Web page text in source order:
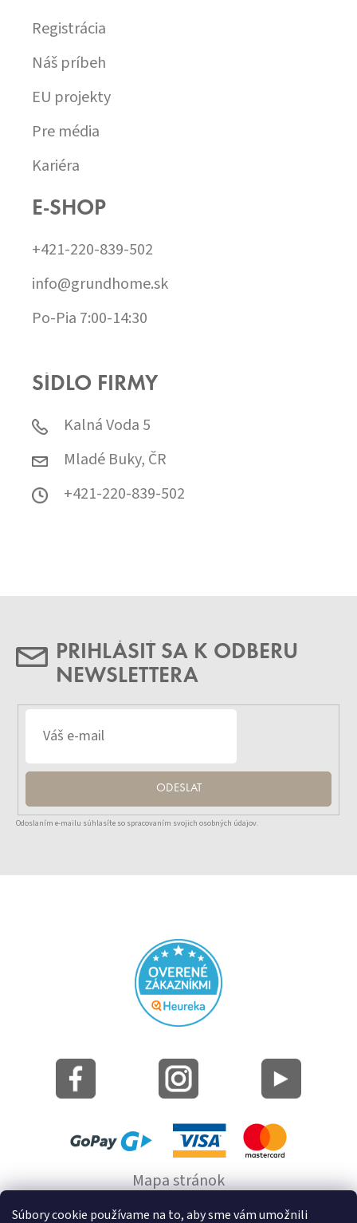
Súbory cookie používame na to, aby sme vám umožnili
Registrácia
Náš príbeh
EU projekty
Pre média
Kariéra
E-SHOP
+421-220-839-502
info@grundhome.sk
Po-Pia 7:00-14:30
SÍDLO FIRMY
Kalná Voda 5
Mladé Buky, ČR
+421-220-839-502
PRIHLÁSIŤ SA K ODBERU
NEWSLETTERA
ODESLAT
Odoslaním e-mailu súhlasíte so spracovaním svojich osobných údajov.
Mapa stránok
Informácie o cookie